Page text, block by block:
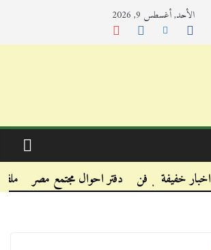
الأحد, أغسطس 9, 2026
.
. اخبار خفيفة فن دفتر احوال مجتمع مصر